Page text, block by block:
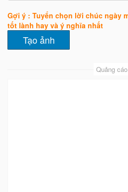
Gợi ý : Tuyển chọn lời chúc ngày
tốt lành hay và ý nghĩa nhất
Quảng cáo